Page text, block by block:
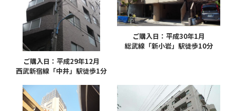
ご購入日：平成29年12月
西武新宿線「中井」駅徒歩1分
ご購入日：平成30年1月
総武線「新小岩」駅徒歩10分